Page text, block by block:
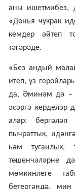
аны ишетмибез,
«Дөнья чукрак
кемдер әйтеп
тәгәрәде.
« Без андый
итеп, үз
да, Әминәм дә –
әсәргә
алар:
пычраттык,
һәм
төшенчәләрне
мөмкинлеге
бетергәндә,